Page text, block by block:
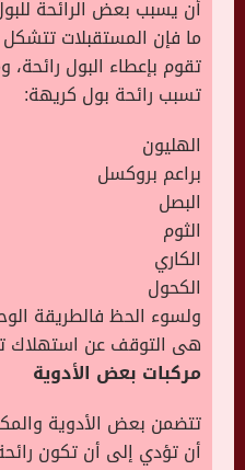
أن يسبب بعض الرائحة
ما فإن المستقبلات
تقوم بإعطاء البول
تسبب رائحة بول كريهة:
الهليون
براعم بروكسل
البصل
الثوم
الكاري
الكحول
ولسوء الحظ فالطريقة
هى التوقف عن استهلاك
مركبات بعض الأدوية
تتضمن بعض الأدوية
أن تؤدي إلى أن تكون